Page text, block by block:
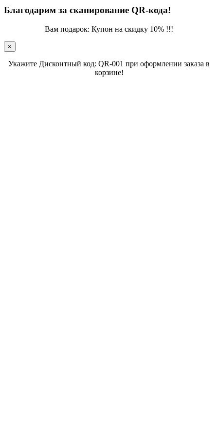
Благодарим за сканирование QR-кода!
Вам подарок: Купон на скидку 10% !!!
×
Укажите Дисконтный код: QR-001 при оформлении заказа в
корзине!